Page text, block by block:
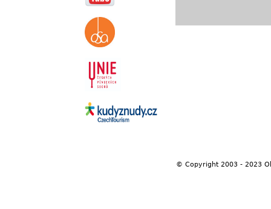
© Copyright 2003 - 2023